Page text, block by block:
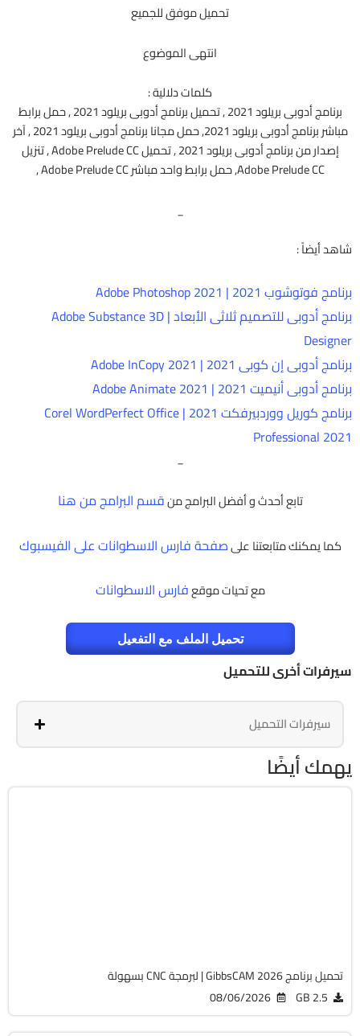
تحميل موفق للجميع
انتهى الموضوع
كلمات دلالية :
برنامج أدوبى بريلود 2021 , تحميل برنامج أدوبى بريلود 2021 , حمل برابط
مباشر برنامج أدوبى بريلود 2021, حمل مجانا برنامج أدوبى بريلود 2021 , آخر
إصدار من برنامج أدوبى بريلود 2021 , تحميل Adobe Prelude CC , تنزيل
Adobe Prelude CC, حمل برابط واحد مباشر Adobe Prelude CC ,
_
شاهد أيضاً :
برنامج فوتوشوب 2021 | Adobe Photoshop 2021
برنامج أدوبى للتصميم ثلاثى الأبعاد | Adobe Substance 3D
Designer
برنامج أدوبى إن كوبى 2021 | Adobe InCopy 2021
برنامج أدوبى أنيميت 2021 | Adobe Animate 2021
برنامج كوريل ووردبيرفكت 2021 | Corel WordPerfect Office
Professional 2021
_
تابع أحدث و أفضل البرامج منقسم البرامج من هنا
كما يمكنك متابعتنا علىصفحة فارس الاسطوانات على الفيسبوك
مع تحيات موقعفارس الاسطوانات
تحميل الملف مع التفعيل
سيرفرات أخرى للتحميل
سيرفرات التحميل
يهمك أيضًا
تحميل برنامج GibbsCAM 2026 | لبرمجة CNC بسهولة
2.5 GB
08/06/2026